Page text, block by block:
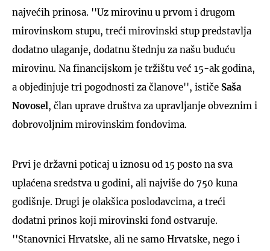
najvećih prinosa. ''Uz mirovinu u prvom i drugom
mirovinskom stupu, treći mirovinski stup predstavlja
dodatno ulaganje, dodatnu štednju za našu buduću
mirovinu. Na financijskom je tržištu već 15-ak godina,
a objedinjuje tri pogodnosti za članove'', ističe Saša
Novosel, član uprave društva za upravljanje obveznim i
dobrovoljnim mirovinskim fondovima.
Prvi je državni poticaj u iznosu od 15 posto na sva
uplaćena sredstva u godini, ali najviše do 750 kuna
godišnje. Drugi je olakšica poslodavcima, a treći
dodatni prinos koji mirovinski fond ostvaruje.
''Stanovnici Hrvatske, ali ne samo Hrvatske, nego i